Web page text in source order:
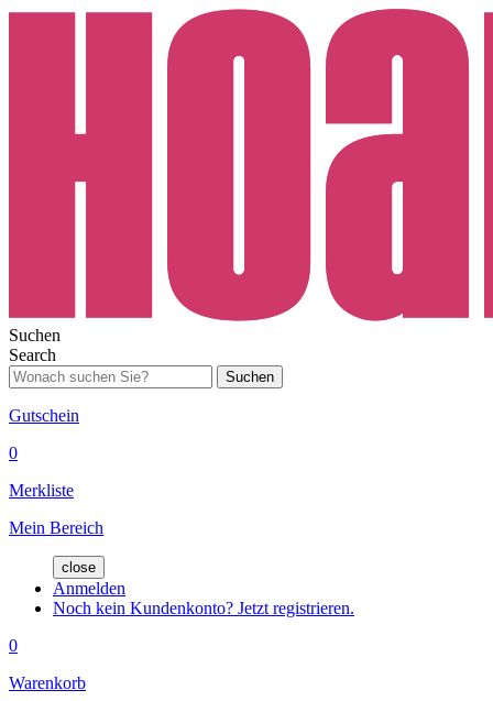
Suchen
Search
Suchen
Gutschein
0
Merkliste
Mein Bereich
close
Anmelden
Noch kein Kundenkonto? Jetzt registrieren.
0
Warenkorb